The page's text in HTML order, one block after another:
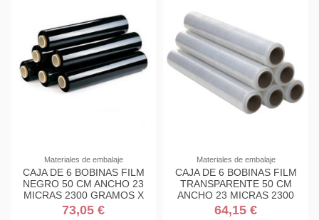
Materiales de embalaje
CAJA DE 6 BOBINAS FILM
NEGRO 50 CM ANCHO 23
MICRAS 2300 GRAMOS X
ROLLO 324NEGRO
73,05 €
Materiales de embalaje
CAJA DE 6 BOBINAS FILM
TRANSPARENTE 50 CM
ANCHO 23 MICRAS 2300
GRAMOS X ROLLO
64,15 €